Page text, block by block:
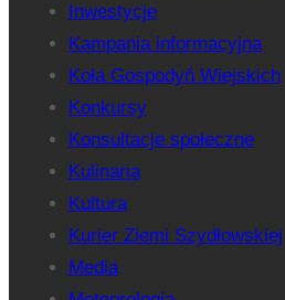
Inwestycje
Kampania informacyjna
Koła Gospodyń Wiejskich
Konkursy
Konsultacje społeczne
Kulinaria
Kultura
Kurier Ziemi Szydłowskiej
Media